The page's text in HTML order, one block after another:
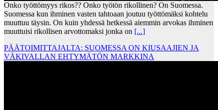
Onko työttömyys rikos?? Onko työtön rikollinen? On Suomessa.
Suomessa kun ihminen vasten tahtoaan joutuu työttömäksi kohtelu
muuttuu täysin. On kuin yhdessä hetkessä aiemmin arvokas ihminen
muuttuisi rikollisen arvottomaksi jonka on [...]
PÄÄTOIMITTAJALTA: SUOMESSA ON KIUSAAJIEN JA
VÄKIVALLAN EHTYMÄTÖN MARKKINA